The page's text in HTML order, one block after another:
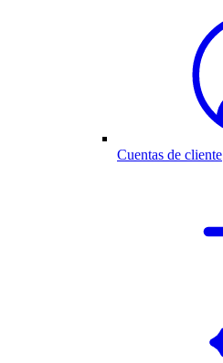
Cuentas de cliente